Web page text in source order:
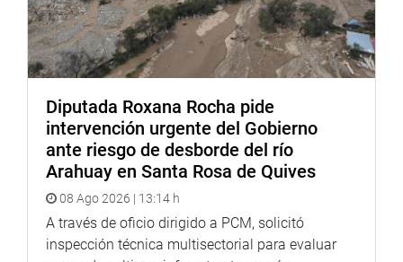
terrorista que extorsiona y asesina a los peruanos”.
BANCADA DE PODEMOS PERÚ
Diputada Roxana Rocha pide
intervención urgente del Gobierno
ante riesgo de desborde del río
Arahuay en Santa Rosa de Quives
08 Ago 2026 | 13:14 h
A través de oficio dirigido a PCM, solicitó
inspección técnica multisectorial para evaluar